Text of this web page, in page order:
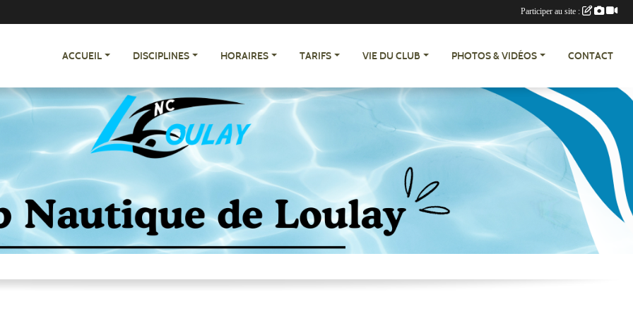
ACCUEIL DISCIPLINES HORAIRES TARIFS VIE DU CLUB PHOTOS & VIDÉOS CONTACT
Participer au site :